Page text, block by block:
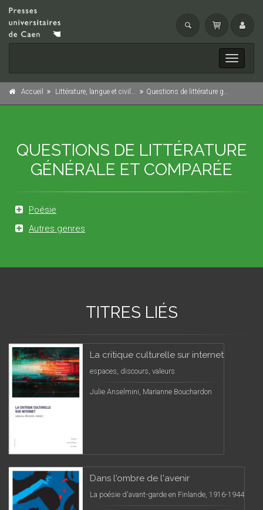
Toggle
Accueil Littérature, langue et civilisation Questions de littérature générale et comparée
QUESTIONS DE LITTÉRATURE
GÉNÉRALE ET COMPARÉE
Poésie
Autres genres
TITRES LIÉS
La critique culturelle sur internet
espaces, discours, valeurs
Julie Anselmini, Marianne Bouchardon
Dans l'ombre de l'avenir
La poésie d'avant-garde en Finlande, 1916-1944